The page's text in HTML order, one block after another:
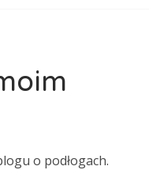
o podłogach.